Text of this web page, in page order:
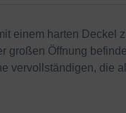
einem harten Deckel
Öffnung
vervollständigen, die